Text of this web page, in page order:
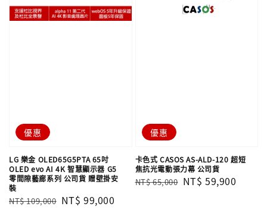
優惠
LG 樂金 OLED65G5PTA 65吋
OLED evo AI 4K 智慧顯示器 G5
零間隙藝廊系列 公司貨 贈壁掛安
裝
Regular
NT$ 109,000 Sale
NT$ 99,000
優惠
卡色式 CASOS AS-ALD-120 超短
焦抗光電動張力幕 公司貨
Regular
NT$ 65,000 Sale
NT$ 59,900